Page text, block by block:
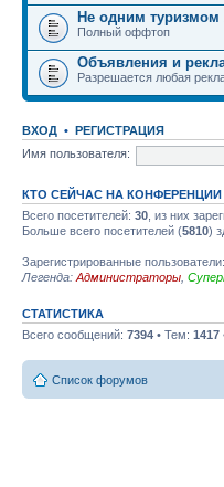
Не одним туризмом
Полный оффтоп
Объявления и
Разрешается любая
ВХОД • РЕГИСТРАЦИЯ
Имя пользователя:
КТО СЕЙЧАС НА КОНФЕРЕНЦИИ
Всего посетителей: 30 , из них
Больше всего посетителей (5810)
Зарегистрированные пользователи:
Легенда: Администраторы
СТАТИСТИКА
Всего сообщений: 7394 • Тем: 1417
Список форумов